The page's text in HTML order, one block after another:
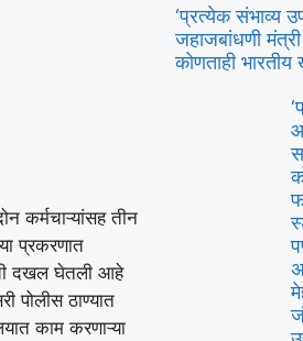
कर्मचाऱ्यांसह तीन
या प्रकरणात
दखल घेतली आहे
पोलीस ठाण्यात
काम करणाऱ्या
‘प्रत्येक संभाव्य
जहाजबांधणी
कोणताही